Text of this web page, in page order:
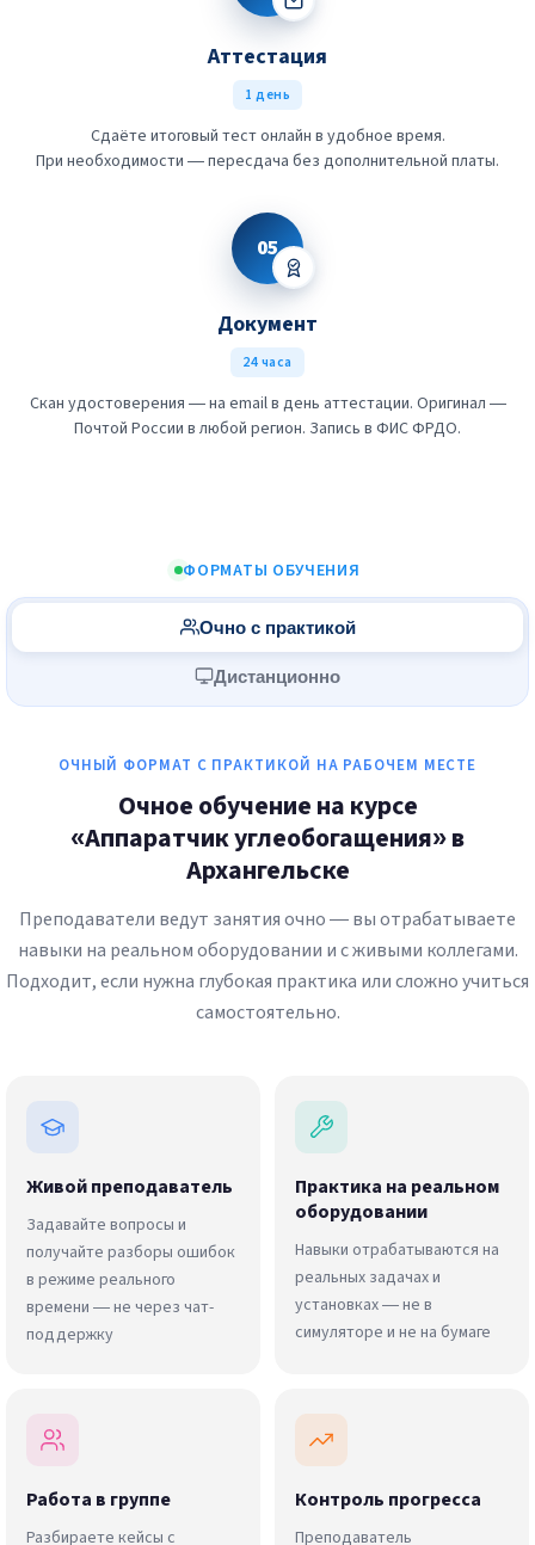
Аттестация
1 день
Сдаёте итоговый тест онлайн в удобное время.
При необходимости — пересдача без дополнительной платы.
05
Документ
24 часа
Скан удостоверения — на email в день аттестации. Оригинал —
Почтой России в любой регион. Запись в ФИС ФРДО.
ФОРМАТЫ ОБУЧЕНИЯ
Очно с практикой
Дистанционно
ОЧНЫЙ ФОРМАТ С ПРАКТИКОЙ НА РАБОЧЕМ МЕСТЕ
Очное обучение на курсе
«Аппаратчик углеобогащения» в
Архангельске
Преподаватели ведут занятия очно — вы отрабатываете
навыки на реальном оборудовании и с живыми коллегами.
Подходит, если нужна глубокая практика или сложно учиться
самостоятельно.
Живой преподаватель
Задавайте вопросы и
получайте разборы ошибок
в режиме реального
времени — не через чат-
поддержку
Практика на реальном
оборудовании
Навыки отрабатываются на
реальных задачах и
установках — не в
симуляторе и не на бумаге
Работа в группе
Разбираете кейсы с
Контроль прогресса
Преподаватель